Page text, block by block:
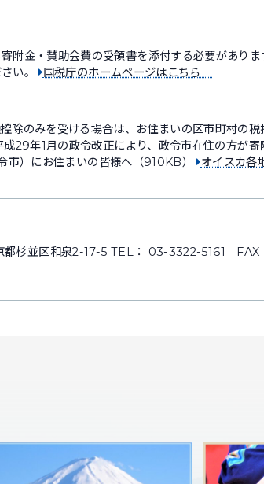
附金・賛助会費の受領書を添付する必要がありま
さい。 国税庁のホームページはこちら
除のみを受ける場合は、お住まいの区市町村の税
29年1月の政令改正により、政令市在住の方が寄
市）にお住まいの皆様へ（910KB）
オイスカ各
都杉並区和泉2-17-5 TEL： 03-3322-5161